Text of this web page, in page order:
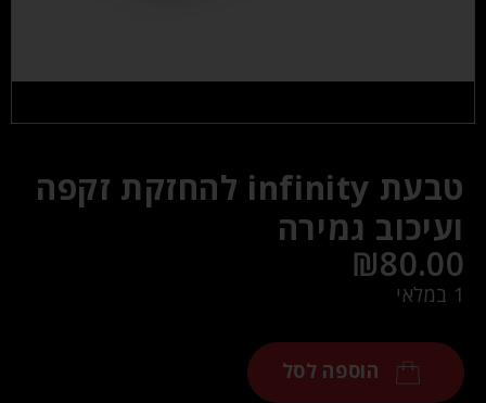
טבעת infinity להחזקת זקפה
ועיכוב גמירה
₪80.00
1 במלאי
הוספה לסל